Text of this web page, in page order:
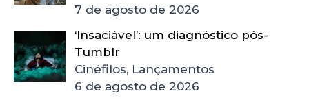
7 de agosto de 2026
‘Insaciável’: um diagnóstico pós-
Tumblr
Cinéfilos, Lançamentos
6 de agosto de 2026